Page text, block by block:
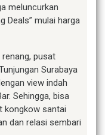
meluncurkan
Deals” mulai harga
pusat
Surabaya
view indah
Sehingga, bisa
kongkow santai
dan relasi sembari